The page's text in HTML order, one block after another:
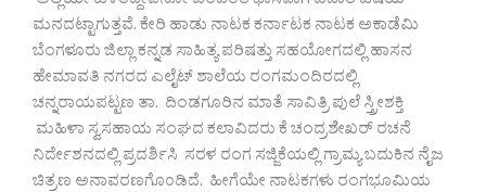
ಮನದಟ್ಟಾಗುತ್ತವೆ. ಕೇರಿ ಹಾಡು ನಾಟಕ ಕರ್ನಾಟಕ ನಾಟಕ ಅಕಾಡೆಮಿ
ಬೆಂಗಳೂರು ಜಿಲ್ಲಾ ಕನ್ನಡ ಸಾಹಿತ್ಯ ಪರಿಷತ್ತು ಸಹಯೋಗದಲ್ಲಿ ಹಾಸನ
ಹೇಮಾವತಿ ನಗರದ ಎಲೈಟ್ ಶಾಲೆಯ ರಂಗಮಂದಿರದಲ್ಲಿ
ಚನ್ನರಾಯಪಟ್ಟಣ ತಾ. ದಿಂಡಗೂರಿನ ಮಾತೆ ಸಾವಿತ್ರಿ ಪುಲೆ ಸ್ತ್ರೀಶಕ್ತಿ
ಮಹಿಳಾ ಸ್ವಸಹಾಯ ಸಂಘದ ಕಲಾವಿದರು ಕೆ ಚಂದ್ರಶೇಖರ್ ರಚನೆ
ನಿರ್ದೇಶನದಲ್ಲಿ ಪ್ರದರ್ಶಿಸಿ ಸರಳ ರಂಗ ಸಜ್ಜಿಕೆಯಲ್ಲಿ ಗ್ರಾಮ್ಯ ಬದುಕಿನ ನೈಜ
ಚಿತ್ರಣ ಅನಾವರಣಗೊ೦ಡಿದೆ. ಹೀಗೆಯೇ ನಾಟಕಗಳು ರಂಗಭೂಮಿಯ